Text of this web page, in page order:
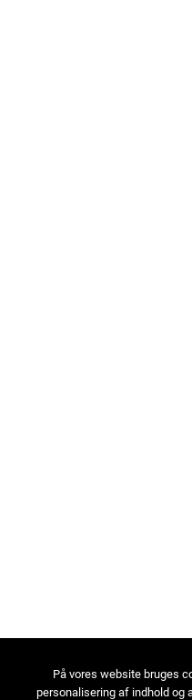
På vores website bruges
personalisering af indhold og